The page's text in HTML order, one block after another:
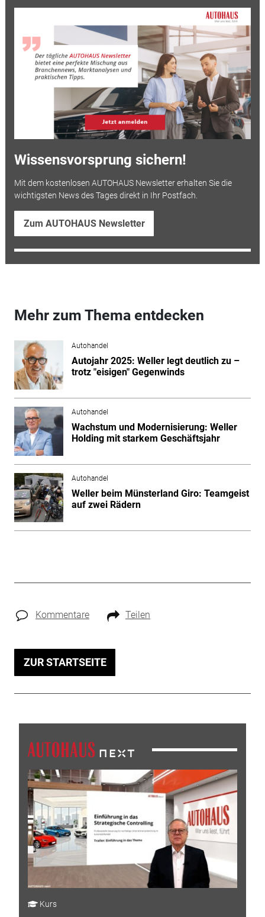
Wissensvorsprung sichern!
Mit dem kostenlosen AUTOHAUS Newsletter erhalten Sie die
wichtigsten News des Tages direkt in Ihr Postfach.
Zum AUTOHAUS Newsletter
Mehr zum Thema entdecken
Autohandel
Autojahr 2025: Weller legt deutlich zu –
trotz "eisigen" Gegenwinds
Autohandel
Wachstum und Modernisierung: Weller
Holding mit starkem Geschäftsjahr
Autohandel
Weller beim Münsterland Giro: Teamgeist
auf zwei Rädern
Kommentare Teilen
ZUR STARTSEITE
Kurs